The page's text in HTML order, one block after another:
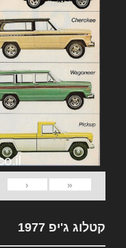
«
‹
קטלוג ג'יפ 1977